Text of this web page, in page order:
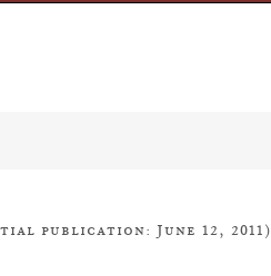
publication: June 12, 2011)